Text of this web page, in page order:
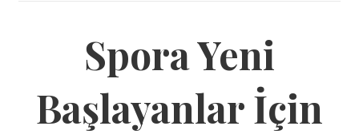
Spora Yeni
Başlayanlar İçin